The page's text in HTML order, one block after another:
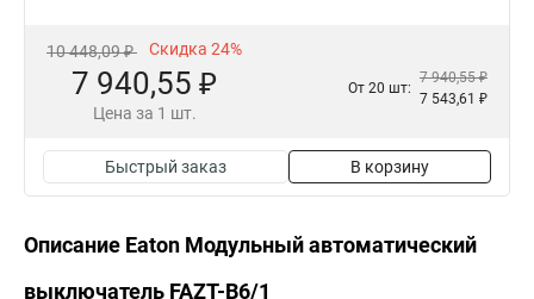
10 448,09 ₽ Скидка 24%
7 940,55 ₽
Цена за 1 шт.
От 20 шт:
7 940,55 ₽
7 543,61 ₽
Быстрый заказ В корзину
Описание Eaton Модульный автоматический
выключатель FAZT-B6/1